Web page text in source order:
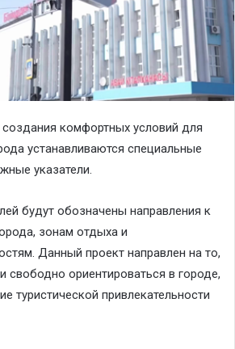
комфортных условий для
устанавливаются специальные
указатели.
будут обозначены направления к
зонам отдыха и
Данный проект направлен на то,
свободно ориентироваться в городе,
туристической привлекательности